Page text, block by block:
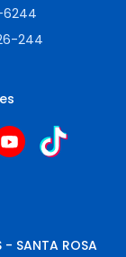
6244
244
- SANTA ROSA